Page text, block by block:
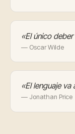
«El único
— Oscar Wilde
«El lenguaje va
— Jonathan Price